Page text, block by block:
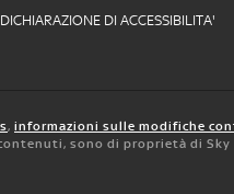
DICHIARAZIONE DI ACCESSIBILITA'
, informazioni sulle modifiche
sono di proprietà di